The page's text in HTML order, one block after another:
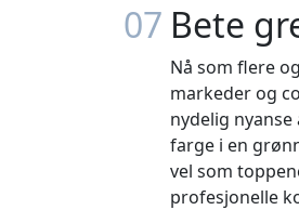
07 Bete
Nå som flere
markeder og
nydelig
farge i en
vel som
profesjonelle